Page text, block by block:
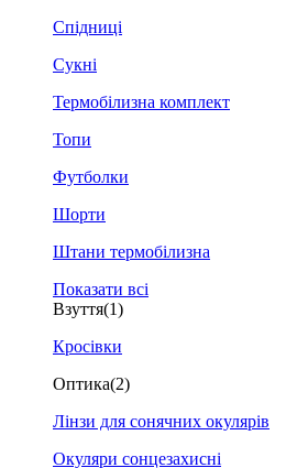
Спідниці
Сукні
Термобілизна комплект
Топи
Футболки
Шорти
Штани термобілизна
Показати всі
Взуття(1)
Кросівки
Оптика(2)
Лінзи для сонячних окулярів
Окуляри сонцезахисні